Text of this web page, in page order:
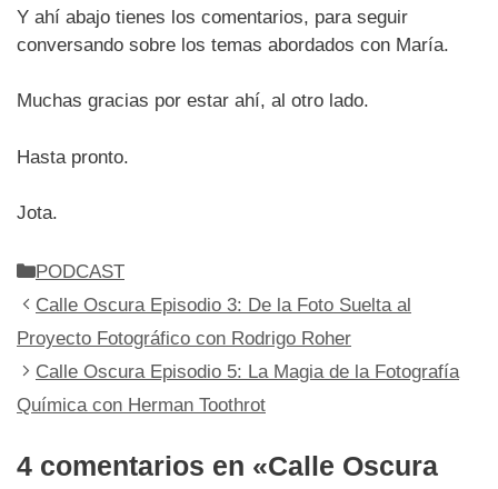
Y ahí abajo tienes los comentarios, para seguir
conversando sobre los temas abordados con María.
Muchas gracias por estar ahí, al otro lado.
Hasta pronto.
Jota.
Categorías
PODCAST
Calle Oscura Episodio 3: De la Foto Suelta al
Proyecto Fotográfico con Rodrigo Roher
Calle Oscura Episodio 5: La Magia de la Fotografía
Química con Herman Toothrot
4 comentarios en «Calle Oscura